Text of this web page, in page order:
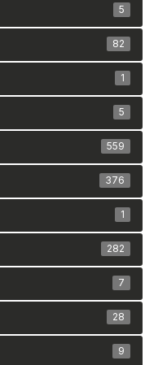
5
82
1
5
559
376
1
282
7
28
9